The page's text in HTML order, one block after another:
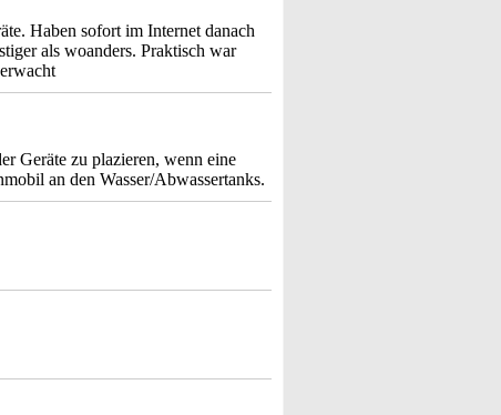
Haben sofort im Internet danach
als woanders. Praktisch war
Geräte zu plazieren, wenn eine
an den Wasser/Abwassertanks.